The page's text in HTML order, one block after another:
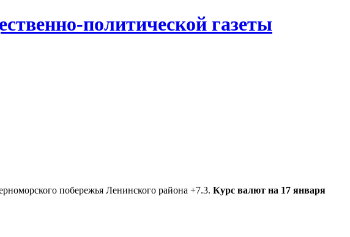
политической газеты
побережья Ленинского района +7.3. Курс валют на 17 января